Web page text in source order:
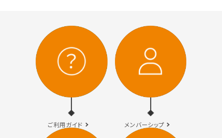
しみ・くすみ エイジングケア・弾力
ニキビ・トラブル
乾燥・肌荒れ
毛穴・角質
カテゴリーから探す
キーワード
検索する
ご利用ガイド メンバーシップ